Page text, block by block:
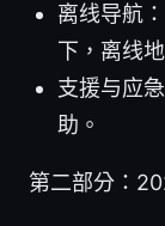
离线导航
下，离线
支援与应
助。
第二部分：